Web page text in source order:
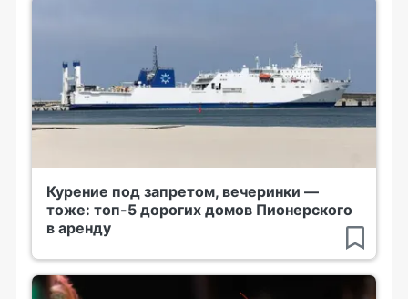
Курение под запретом, вечеринки —
тоже: топ-5 дорогих домов Пионерского
в аренду